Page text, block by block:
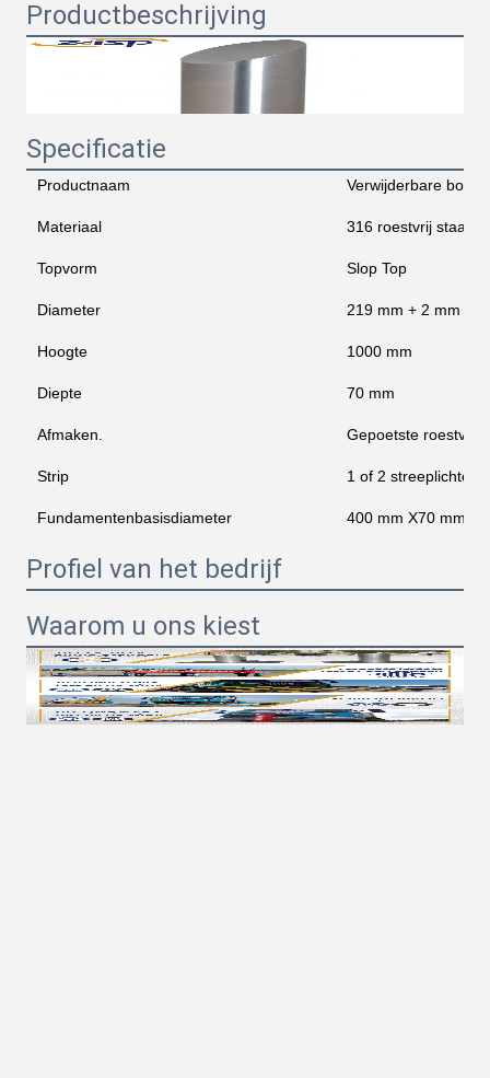
Productbeschrijving
Specificatie
Productnaam Verwijderbare
Materiaal 316 roestvrij staal
Topvorm Slop Top
Diameter 219 mm + 2 mm
Hoogte 1000 mm
Diepte 70 mm
Afmaken. Gepoetste roestvrij
Strip 1 of 2 streeplichten
Fundamentenbasisdiameter 400 mm X70 mmH
Profiel van het bedrijf
Waarom u ons kiest